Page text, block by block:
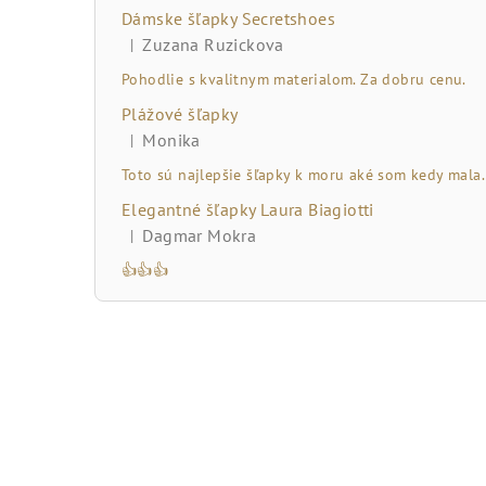
l
Dámske šľapky Secretshoes
Hodnotenie produktu je 5 z 5 hviezdičiek.
| Zuzana Ruzickova
Pohodlie s kvalitnym materialom. Za dobru cenu.
Plážové šľapky
Hodnotenie produktu je 5 z 5 hviezdičiek.
| Monika
Toto sú najlepšie šľapky k moru aké som kedy mala.
Elegantné šľapky Laura Biagiotti
Hodnotenie produktu je 5 z 5 hviezdičiek.
| Dagmar Mokra
👍👍👍